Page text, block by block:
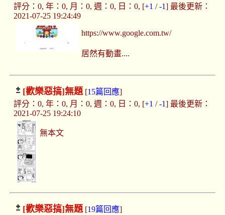
評分：0, 年：0, 月：0, 週：0, 日：0, [+1 /-1] 最後更新：
2021-07-25 19:24:49
https://www.google.com.tw/
居然有動畫....
[歡樂惡搞]無題[15篇回應]
評分：0, 年：0, 月：0, 週：0, 日：0, [+1 /-1] 最後更新：
2021-07-25 19:24:10
無本文
[歡樂惡搞]無題[19篇回應]